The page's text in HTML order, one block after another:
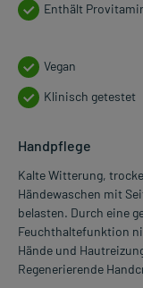
Enthält
Vegan
Klinisch getestet
Handpflege
Kalte Witterung,
Händewaschen mit
belasten. Durch eine
Feuchthaltefunktion
Hände und
Regenerierende